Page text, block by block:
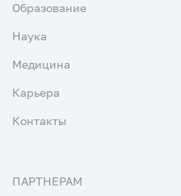
Образование
Наука
Медицина
Карьера
Контакты
ПАРТНЕРАМ